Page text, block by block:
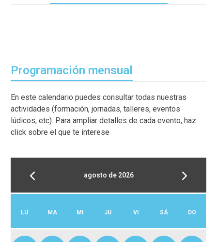
Programación mensual
En este calendario puedes consultar todas nuestras
actividades (formación, jornadas, talleres, eventos
lúdicos, etc). Para ampliar detalles de cada evento, haz
click sobre el que te interese
agosto de 2026
LU MA MI JU VI SÁ DO